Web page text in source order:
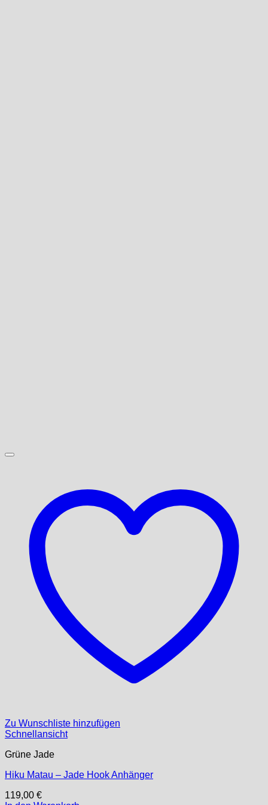
Zu Wunschliste hinzufügen
Schnellansicht
Grüne Jade
Hiku Matau – Jade Hook Anhänger
119,00 €